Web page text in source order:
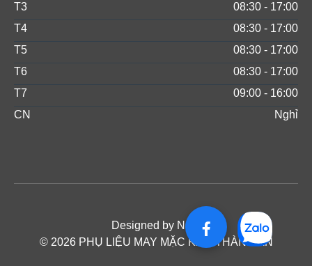
T3
08:30 - 17:00
T4
08:30 - 17:00
T5
08:30 - 17:00
T6
08:30 - 17:00
T7
09:00 - 16:00
CN
Nghỉ
© 2026 PHỤ LIỆU MAY MẶC KAM THÀNH AN
Designed by NOS